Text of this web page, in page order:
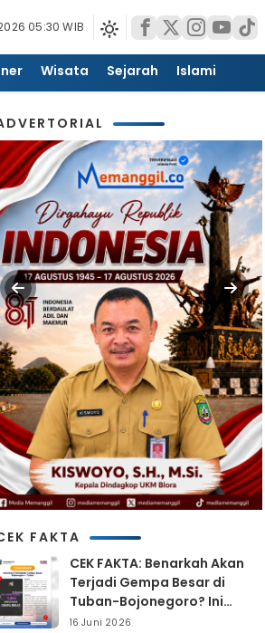
05:30 WIB
Wisata Sejarah Islami
FAKTA
CEK FAKTA: Benarkah Akan
Terjadi Gempa Besar di
Tuban-Bojonegoro? Ini
Penjelasan BMKG
16 Juni 2026